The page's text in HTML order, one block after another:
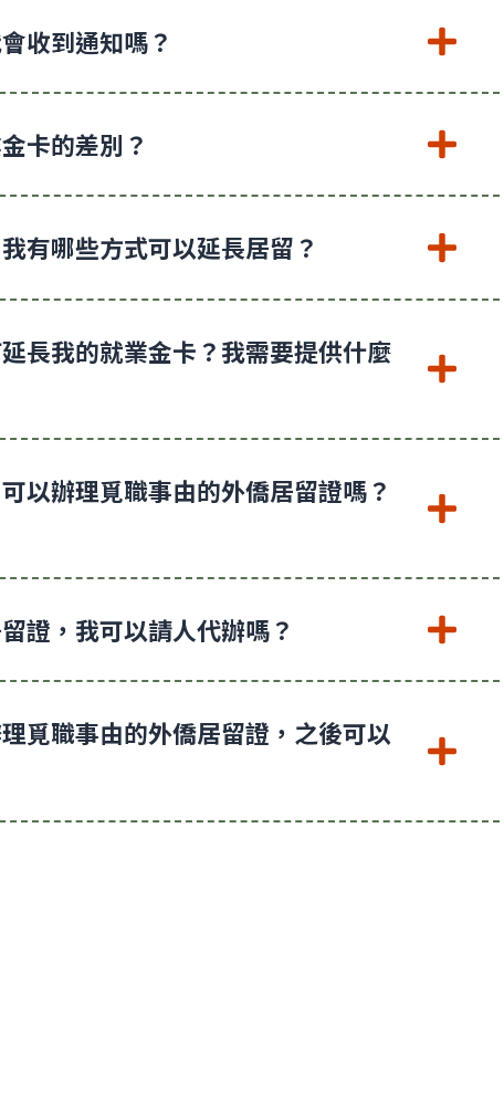
收到通知嗎？
卡的差別？
有哪些方式可以延長居留？
長我的就業金卡？我需要提供什麼
以辦理覓職事由的外僑居留證嗎？
證，我可以請人代辦嗎？
覓職事由的外僑居留證，之後可以